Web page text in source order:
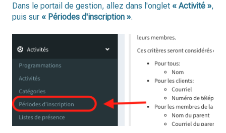
Dans le portail de gestion, allez dans l'onglet « Activité »,
puis sur « Périodes d'inscription ».